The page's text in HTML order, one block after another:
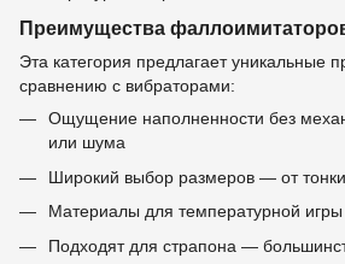
Преимущества
Эта категория предлагает уникальные
сравнению с вибраторами:
Ощущение наполненности без
или шума
Широкий выбор размеров — от
Материалы для температурной игры
Подходят для страпона —